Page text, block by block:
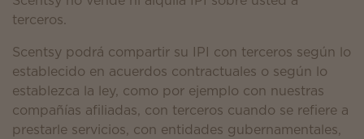
terceros.
Scentsy podrá compartir su IPI con terceros según lo
establecido en acuerdos contractuales o según lo
establezca la ley, como por ejemplo con nuestras
compañías afiliadas, con terceros cuando se refiere a
prestarle servicios, con entidades gubernamentales,